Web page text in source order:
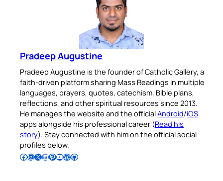
Pradeep Augustine
Pradeep Augustine is the founder of Catholic Gallery, a
faith-driven platform sharing Mass Readings in multiple
languages, prayers, quotes, catechism, Bible plans,
reflections, and other spiritual resources since 2013.
He manages the website and the officialAndroid/iOS
apps alongside his professional career (Read his
story). Stay connected with him on the official social
profiles below.
Follow Pradeep on Facebook Follow Pradeep on InstagramFollow Pradeep on X Follow Pradeep on LinkedIn Follow Pradeep on Pinterest Subscribe to Pradeep’s Youtube Channel Follow Pradeep on WordPress Follow Pradeep on GitHub